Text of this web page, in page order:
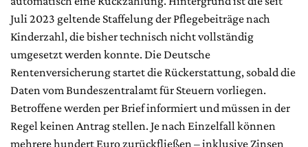
Juli 2023 geltende Staffelung der Pflegebeiträge nach
Kinderzahl, die bisher technisch nicht vollständig
umgesetzt werden konnte. Die Deutsche
Rentenversicherung startet die Rückerstattung, sobald die
Daten vom Bundeszentralamt für Steuern vorliegen.
Betroffene werden per Brief informiert und müssen in der
Regel keinen Antrag stellen. Je nach Einzelfall können
mehrere hundert Euro zurückfließen – inklusive Zinsen